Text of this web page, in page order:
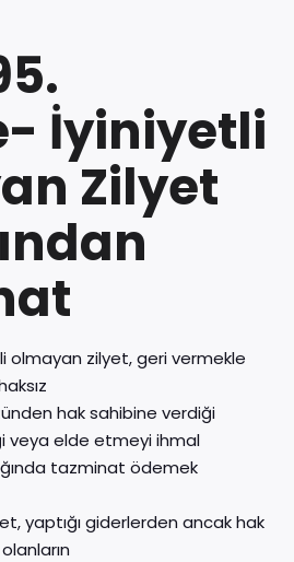
İyiniyetli
Zilyet
olmayan zilyet, geri vermekle
hak sahibine verdiği
veya elde etmeyi ihmal
tazminat ödemek
yaptığı giderlerden ancak hak